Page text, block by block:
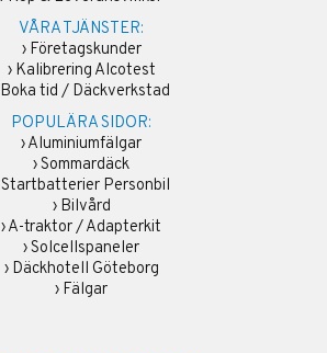
VÅRA TJÄNSTER:
› Företagskunder
› Kalibrering Alcotest
Boka tid / Däckverkstad
POPULÄRA SIDOR:
›Aluminiumfälgar
›Sommardäck
Startbatterier Personbil
› Bilvård
›A-traktor / Adapterkit
›Solcellspaneler
› Däckhotell Göteborg
› Fälgar